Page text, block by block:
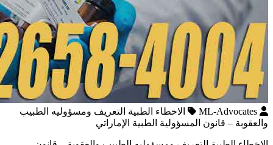
ML-Advocates
الاخطاء الطبية التعريف ومسؤوليه الطبيب
والعقوبة – قانون المسؤولية الطبية الإماراتي